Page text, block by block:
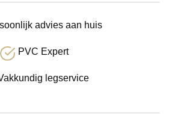
advies aan huis
PVC Expert
legservice